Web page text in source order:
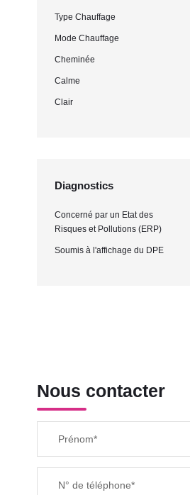
Type Chauffage
Mode Chauffage
Cheminée
Calme
Clair
Diagnostics
Concerné par un Etat des
Risques et Pollutions (ERP)
Soumis à l'affichage du DPE
Nous contacter
Prénom*
N° de téléphone*